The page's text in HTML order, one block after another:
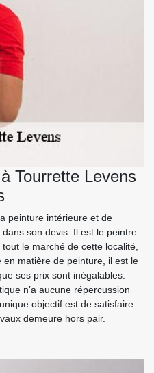
Tourrette Levens
peinture intérieure et de
dans son devis. Il est le peintre
le marché de cette localité,
matière de peinture, il est le
ses prix sont inégalables.
n’a aucune répercussion
objectif est de satisfaire
demeure hors pair.